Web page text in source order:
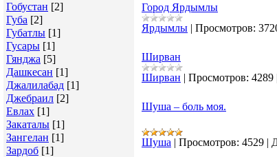
Гобустан [2]
Губа [2]
Губатлы [1]
Гусары [1]
Гянджа [5]
Дашкесан [1]
Джалилабад [1]
Джебраил [2]
Евлах [1]
Закаталы [1]
Зангелан [1]
Зардоб [1]
Город Ярдымлы
Ярдымлы | Просмотров:
Ширван
Ширван | Просмотров: 4289
Шуша – боль моя.
Шуша | Просмотров: 4529 |